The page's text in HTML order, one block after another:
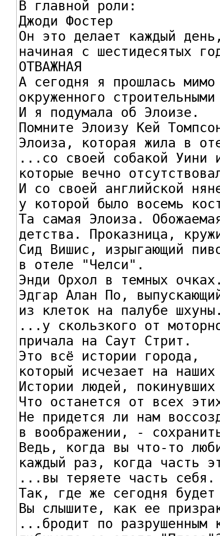
В главной роли:
Джоди Фостер
Он это делает каждый
начиная с шестидесятых
ОТВАЖНАЯ
А сегодня я прошлась
окруженного
И я подумала об Элоизе.
Помните Элоизу Кей
Элоиза, которая жила в
...со своей собакой Уини
которые вечно
И со своей английской
у которой было восемь
Та самая Элоиза.
детства. Проказница,
Сид Вишис, изрыгающий
в отеле "Челси".
Энди Орхол в темных
Эдгар Алан По,
из клеток на палубе
...у скользкого от
причала на Саут Стрит.
Это всё истории города,
который исчезает на
Истории людей,
Что останется от всех
Не придется ли нам
в воображении, -
Ведь, когда вы что-то
каждый раз, когда часть
...вы теряете часть себя.
Так, где же сегодня будет
Вы слышите, как ее
...бродит по разрушенным